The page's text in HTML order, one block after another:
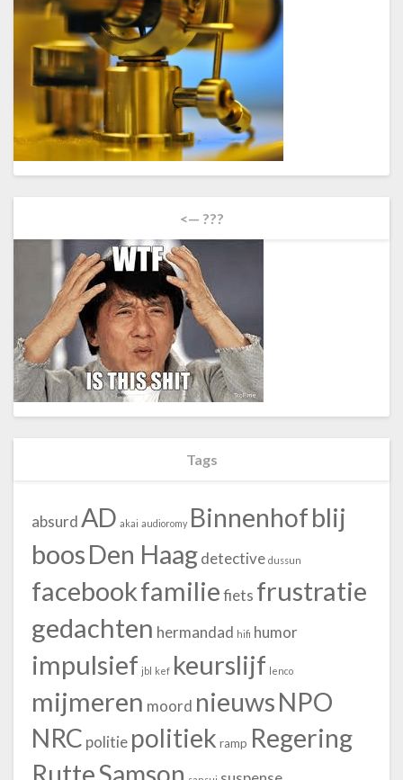
<— ???
Tags
absurdAD akai audioromy Binnenhofblij
boosDen Haagdetective dussun
facebookfamiliefiets frustratie
gedachten hermandad hifi humor
impulsief jbl kef keurslijf lenco
mijmeren moord nieuwsNPO
NRC politie politiek ramp Regering
RutteSamson